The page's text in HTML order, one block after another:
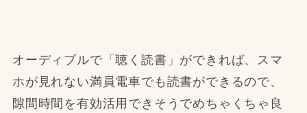
オーディブルで「聴く読書」ができれば、スマ
ホが見れない満員電車でも読書ができるので、
隙間時間を有効活用できそうでめちゃくちゃ良